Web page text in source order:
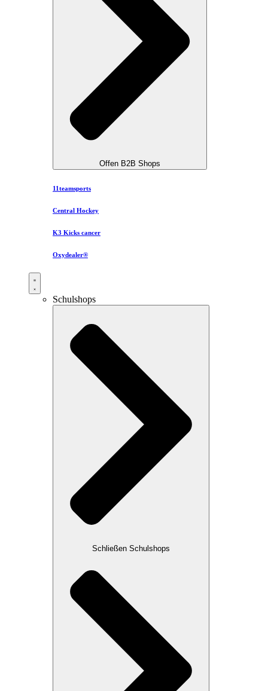
Offen B2B Shops
11teamsports
Central Hockey
K3 Kicks cancer
Oxydealer®
Schulshops
Schließen Schulshops